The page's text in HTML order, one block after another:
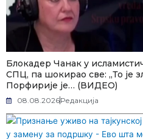
Блокадер Чанак у
СПЦ, па шокирао све: „То је
Порфирије је… (ВИДЕО)
08.08.2026Редакција